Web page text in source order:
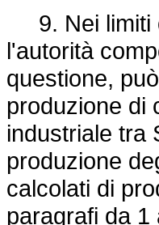
9. Nei limiti
l'autorità
questione,
produzione di
industriale tra
produzione
calcolati di
paragrafi da